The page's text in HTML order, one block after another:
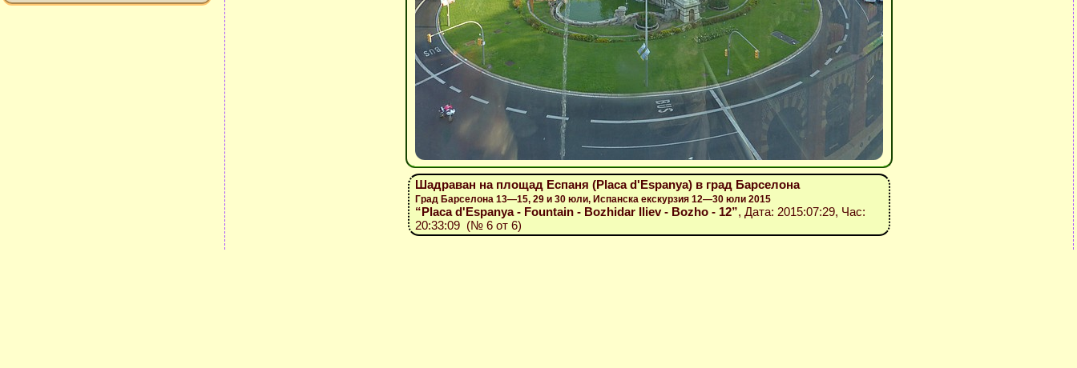
Шадраван на площад Еспаня (Placa d'Espanya) в град Барселона
Град Барселона 13—15, 29 и 30 юли, Испанска екскурзия 12—30 юли 2015
“Placa d'Espanya - Fountain - Bozhidar Iliev - Bozho - 12”, Дата: 2015:07:29, Час:
20:33:09 (№ 6 от 6)